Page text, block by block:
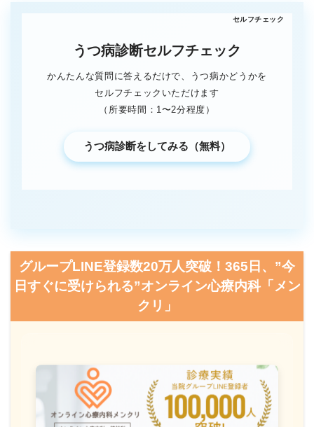
うつ病診断セルフチェック
かんたんな質問に答えるだけで、うつ病かどうかを
セルフチェックいただけます
（所要時間：1〜2分程度）
うつ病診断をしてみる（無料）
グループLINE登録数20万人突破！365日、”今
日すぐに受けられる”オンライン心療内科「メン
クリ」